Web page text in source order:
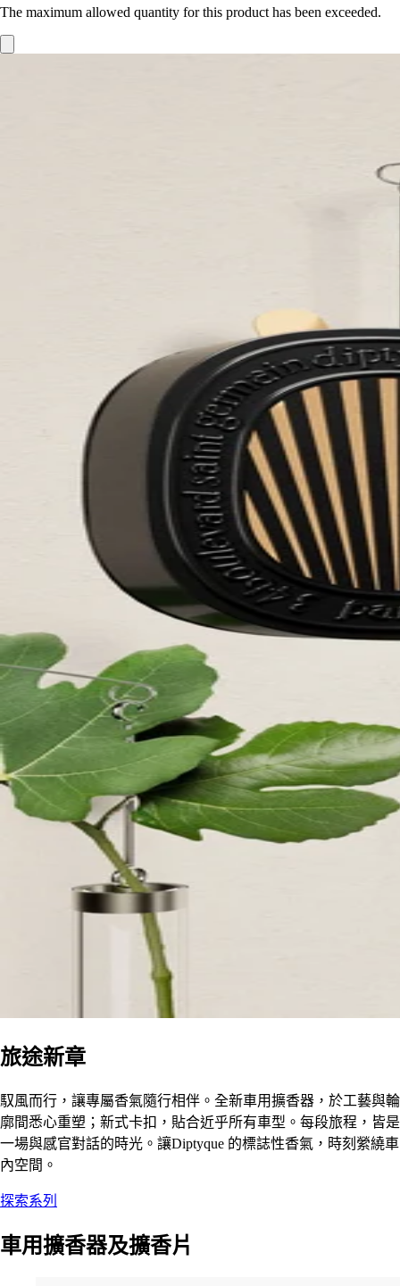
The maximum allowed quantity for this product has been exceeded.
旅途新章
馭風而行，讓專屬香氣隨行相伴。全新車用擴香器，於工藝與輪
廓間悉心重塑；新式卡扣，貼合近乎所有車型。每段旅程，皆是
一場與感官對話的時光。讓Diptyque 的標誌性香氣，時刻縈繞車
內空間。
探索系列
車用擴香器及擴香片